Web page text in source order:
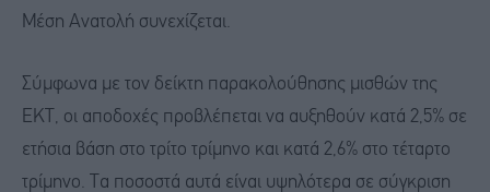
Μέση Ανατολή συνεχίζεται.
Σύμφωνα με τον δείκτη παρακολούθησης μισθών της
ΕΚΤ, οι αποδοχές προβλέπεται να αυξηθούν κατά 2,5% σε
ετήσια βάση στο τρίτο τρίμηνο και κατά 2,6% στο τέταρτο
τρίμηνο. Τα ποσοστά αυτά είναι υψηλότερα σε σύγκριση